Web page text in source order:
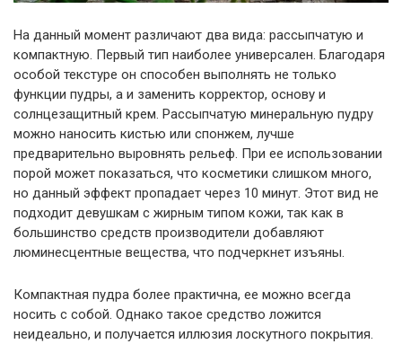
На данный момент различают два вида: рассыпчатую и
компактную. Первый тип наиболее универсален. Благодаря
особой текстуре он способен выполнять не только
функции пудры, а и заменить корректор, основу и
солнцезащитный крем. Рассыпчатую минеральную пудру
можно наносить кистью или спонжем, лучше
предварительно выровнять рельеф. При ее использовании
порой может показаться, что косметики слишком много,
но данный эффект пропадает через 10 минут. Этот вид не
подходит девушкам с жирным типом кожи, так как в
большинство средств производители добавляют
люминесцентные вещества, что подчеркнет изъяны.
Компактная пудра более практична, ее можно всегда
носить с собой. Однако такое средство ложится
неидеально, и получается иллюзия лоскутного покрытия.